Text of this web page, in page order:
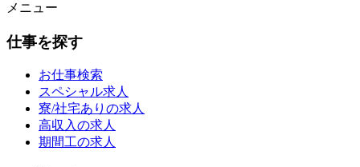
メニュー
仕事を探す
お仕事検索
スペシャル求人
寮/社宅ありの求人
高収入の求人
期間工の求人